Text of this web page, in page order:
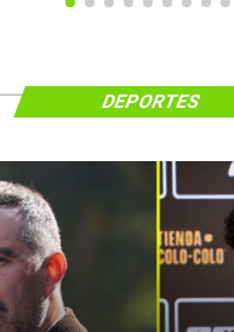
DEPORTES